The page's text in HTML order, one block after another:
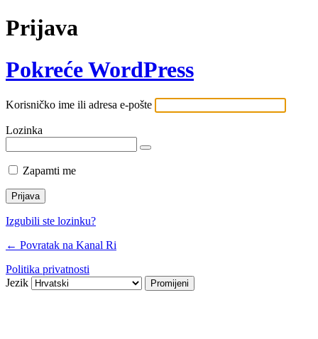
Prijava
Pokreće WordPress
Korisničko ime ili adresa e-pošte
Lozinka
Zapamti me
Izgubili ste lozinku?
← Povratak na Kanal Ri
Politika privatnosti
Jezik